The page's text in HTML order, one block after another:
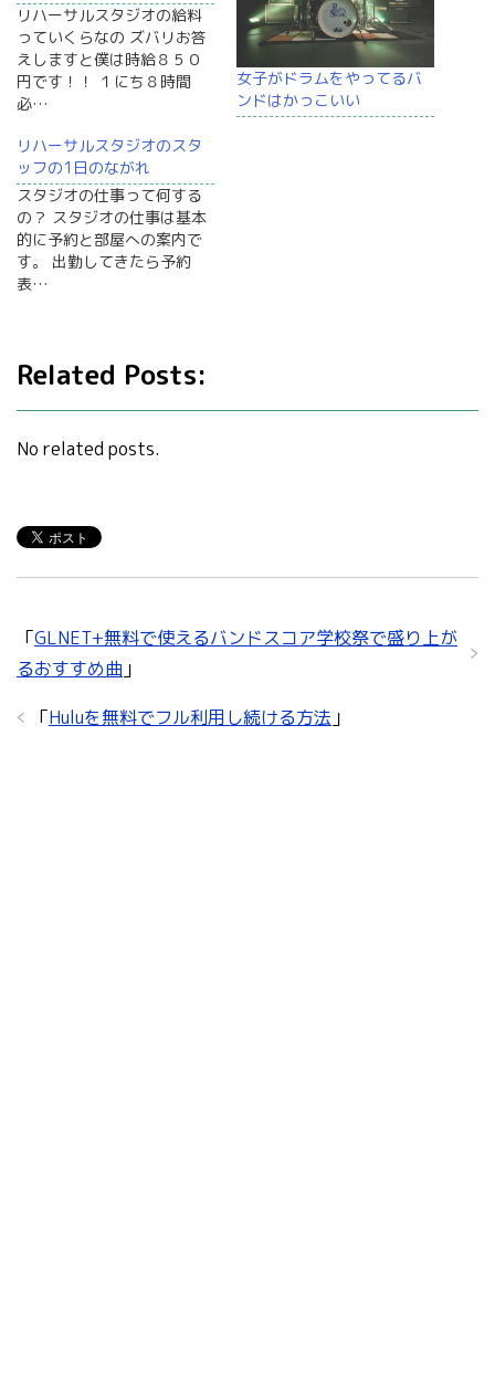
リハーサルスタジオの給料
っていくらなの ズバリお答
えしますと僕は時給８５０
円です！！ １にち８時間
必…
女子がドラムをやってるバ
ンドはかっこいい
リハーサルスタジオのスタ
ッフの1日のながれ
スタジオの仕事って何する
の？ スタジオの仕事は基本
的に予約と部屋への案内で
す。 出勤してきたら予約
表…
Related Posts:
No related posts.
「GLNET+無料で使えるバンドスコア学校祭で盛り上が
るおすすめ曲 」
「Huluを無料でフル利用し続ける方法 」